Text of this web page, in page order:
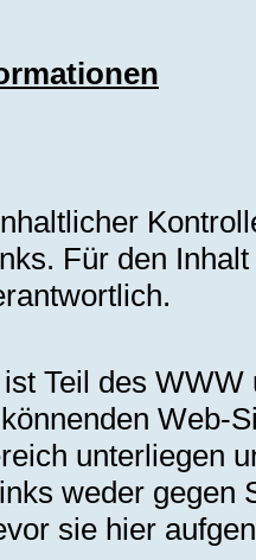
Für den
Teil des
Web-
unterliegen
weder gegen
sie hier